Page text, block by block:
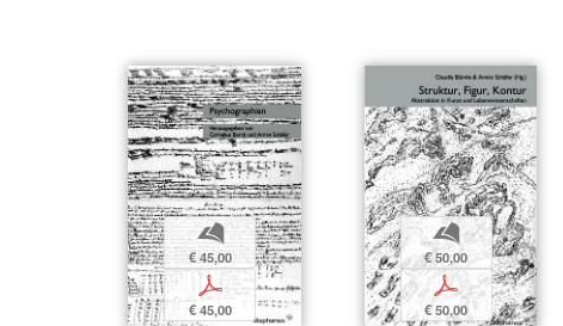
b
€ 45,00
p
€ 45,00
b
€ 50,00
p
€ 50,00